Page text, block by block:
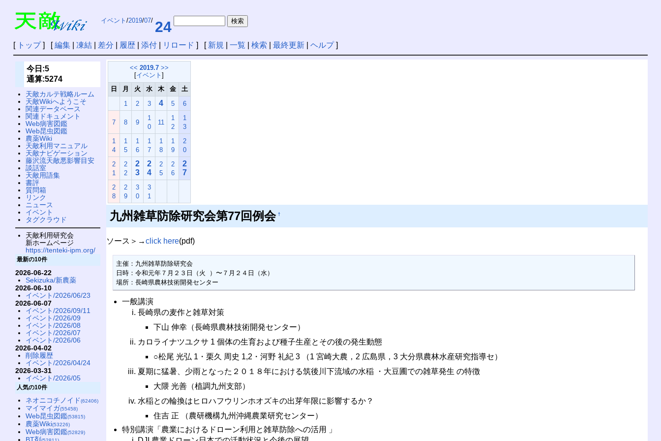
イベント /2019/07/ 24
[ トップ] [編集| 凍結| 差分 履歴| 添付| リロード ] [ 新規 一覧 検索 最終更新| ヘルプ]
<< 2019.7 >>
[イベント]
日
月 火 水 木 金
土
1
2 3 4 5 6
7 8 9
1
0
11
1
2
1
3
1
4
1
5
1
6
1
7
1
8
1
9
2
0
2
1
2
2
2
3
2
4
2
5
2
6
2
7
2
8
2
9
3
0
3
1
九州雑草防除研究会第77回例会 †
ソース＞→click here(pdf)
主催：九州雑草防除研究会
日時：令和元年７月２３日（火 ）〜７月２４日（水）
場所：長崎県農林技術開発センター
一般講演
長崎県の麦作と雑草対策
下山 伸幸（長崎県農林技術開発センター）
カロライナツユクサ 1 個体の生育および種子生産とその後の発生動態
○松尾 光弘 1・栗久 周史 1,2・河野 礼紀 3 （1 宮崎大農，2 広島県，3 大分県農林水産研究指導セ）
夏期に猛暑、少雨となった２０１８年における筑後川下流域の水稲 ・大豆圃での雑草発生 の特徴
大隈 光善（植調九州支部）
水稲との輪換はヒロハフウリンホオズキの出芽年限に影響するか？
住吉 正 （農研機構九州沖縄農業研究センター）
特別講演「農業におけるドローン利用と雑草防除への活用 」
今日:5
通算:5274
天敵カルテ戦略ルーム
天敵Wikiへようこそ
関連データベース
関連ドキュメント
Web病害図鑑
Web昆虫図鑑
農薬Wiki
天敵利用マニュアル
天敵ナビゲーション
藤沢流天敵悪影響目安
談話室
天敵用語集
書評
質問箱
リンク
ニュース
イベント
タグクラウド
天敵利用研究会
新ホームページ
https://tenteki-ipm.org/
最新の10件
2026-06-22
Sekizuka/新農薬
2026-06-10
イベント/2026/06/23
2026-06-07
イベント/2026/09/11
イベント/2026/09
イベント/2026/08
イベント/2026/07
イベント/2026/06
2026-04-02
削除履歴
イベント/2026/04/24
2026-03-31
イベント/2026/05
人気の10件
ネオニコチノイド(62406)
マイマイガ(55458)
Web昆虫図鑑(53815)
農薬Wiki(53226)
Web病害図鑑(52829)